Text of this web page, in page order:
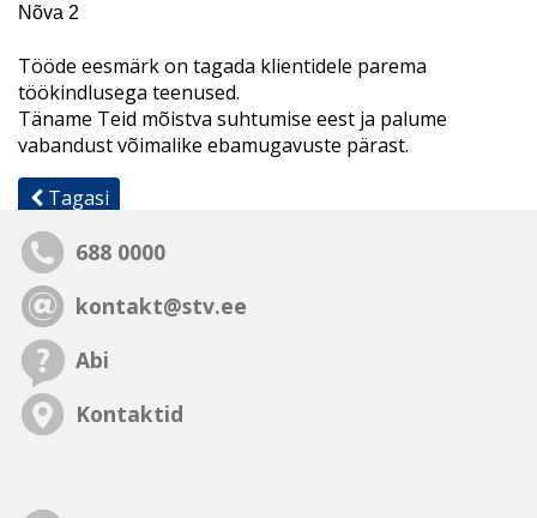
Nõva 2
Tööde eesmärk on tagada klientidele parema
töökindlusega teenused.
Täname Teid mõistva suhtumise eest ja palume
vabandust võimalike ebamugavuste pärast.
Tagasi
688 0000
kontakt@stv.ee
Abi
Kontaktid